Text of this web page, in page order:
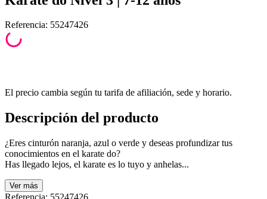
Referencia: 55247426
El precio cambia según tu tarifa de afiliación, sede y horario.
Descripción del producto
¿Eres cinturón naranja, azul o verde y deseas profundizar tus
conocimientos en el karate do?
Has llegado lejos, el karate es lo tuyo y anhelas...
Ver más